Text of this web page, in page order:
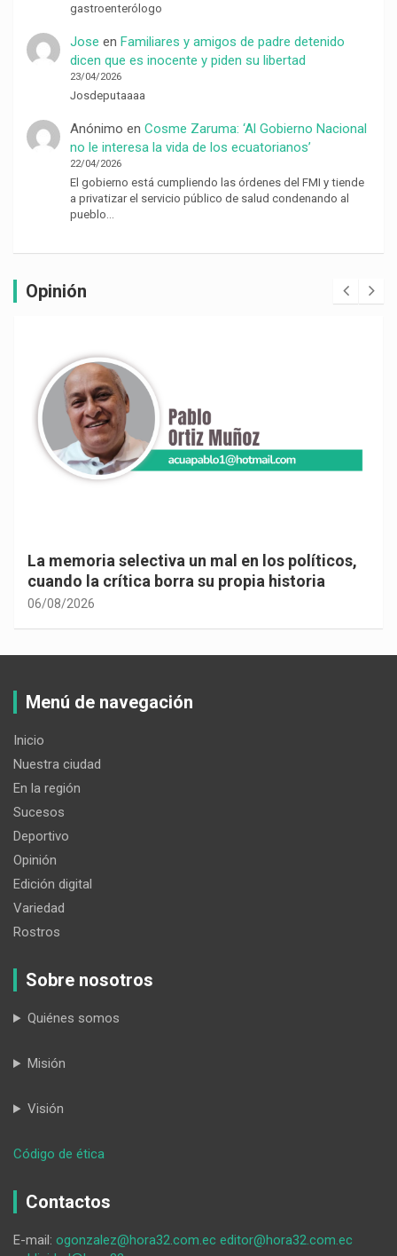
gastroenterólogo
Jose en Familiares y amigos de padre detenido
dicen que es inocente y piden su libertad
23/04/2026
Josdeputaaaa
Anónimo en Cosme Zaruma: ‘Al Gobierno Nacional
no le interesa la vida de los ecuatorianos’
22/04/2026
El gobierno está cumpliendo las órdenes del FMI y tiende
a privatizar el servicio público de salud condenando al
pueblo…
Opinión
La memoria selectiva un mal en los políticos,
cuando la crítica borra su propia historia
06/08/2026
Menú de navegación
Inicio
Nuestra ciudad
En la región
Sucesos
Deportivo
Opinión
Edición digital
Variedad
Rostros
Sobre nosotros
Quiénes somos
Misión
Visión
Código de ética
a
de
Contactos
E-mail: ogonzalez@hora32.com.ec editor@hora32.com.ec